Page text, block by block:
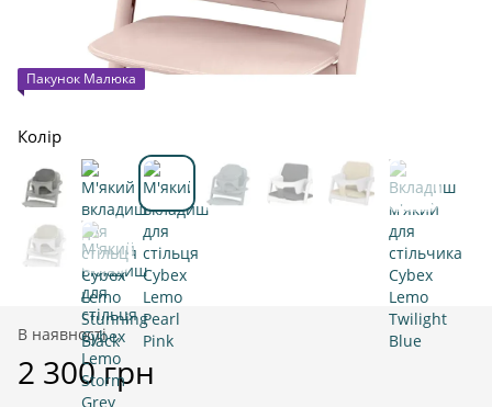
Пакунок Малюка
Колір
В наявності
2 300 грн